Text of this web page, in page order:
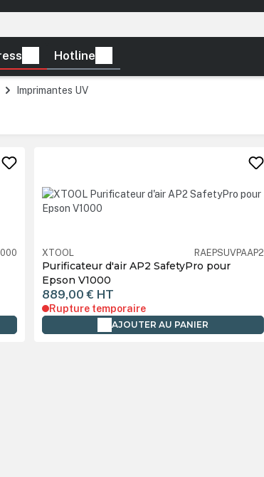
Hotline
Imprimantes UV
XTOOL RAEPSUVPAAP2
Purificateur d'air AP2 SafetyPro pour
Epson V1000
889,00 € HT
Rupture temporaire
AJOUTER AU PANIER